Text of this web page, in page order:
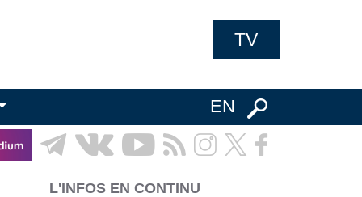
TV
EN
L'INFOS EN CONTINU